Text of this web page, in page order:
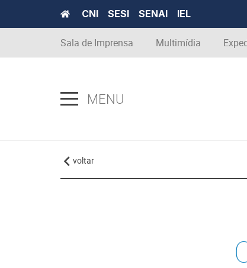
CNI SESI SENAI IEL
Sala de Imprensa Multimídia
MENU
voltar